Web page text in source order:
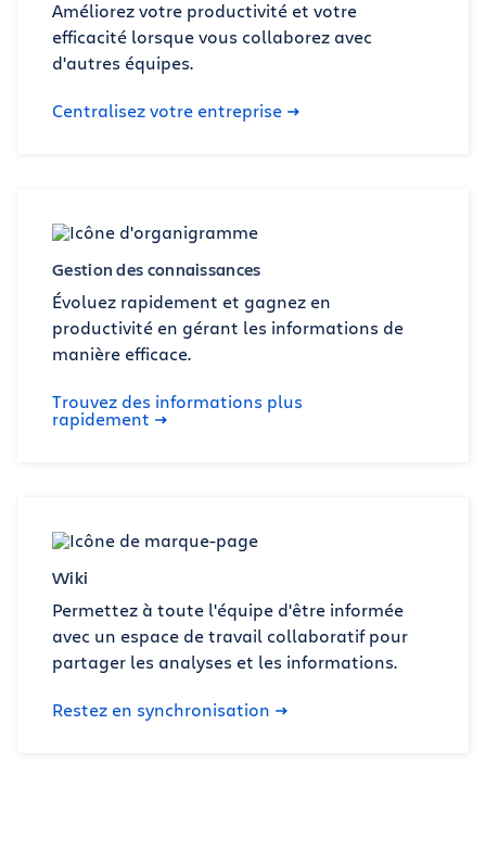
Améliorez votre productivité et votre
efficacité lorsque vous collaborez avec
d'autres équipes.
Centralisez votre entreprise
Gestion des connaissances
Évoluez rapidement et gagnez en
productivité en gérant les informations de
manière efficace.
Trouvez des informations plus
rapidement
Wiki
Permettez à toute l'équipe d'être informée
avec un espace de travail collaboratif pour
partager les analyses et les informations.
Restez en synchronisation